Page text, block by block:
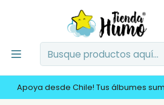
Apoya desde Chile! Tus álbumes